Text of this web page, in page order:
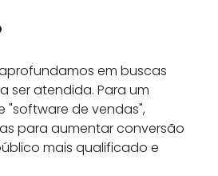
em buscas
ser atendida. Para um
"software de vendas",
para aumentar conversão
mais qualificado e